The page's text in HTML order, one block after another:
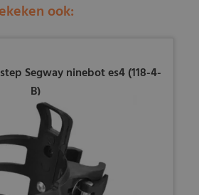
ook:
Segway ninebot es4 (118-4-
B)